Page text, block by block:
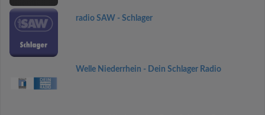
radio SAW - Schlager
Welle Niederrhein - Dein Schlager Radio